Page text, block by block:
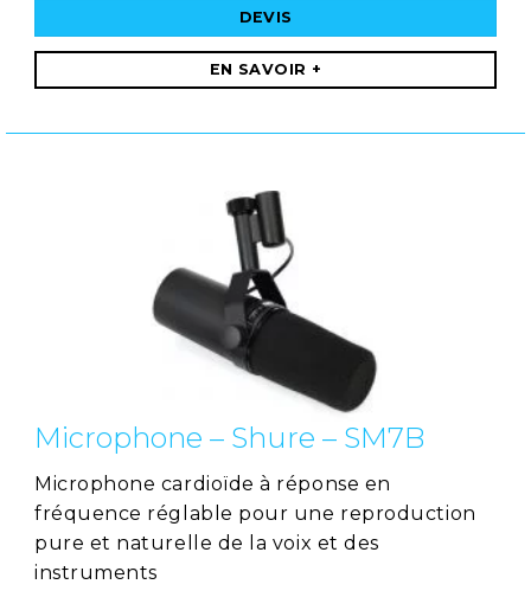
DEVIS
EN SAVOIR +
Microphone – Shure – SM7B
Microphone cardioïde à réponse en
fréquence réglable pour une reproduction
pure et naturelle de la voix et des
instruments